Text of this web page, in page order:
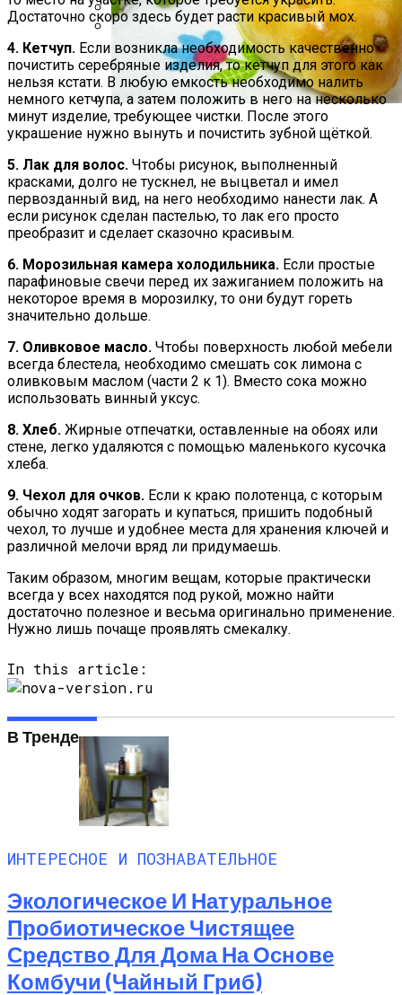
Какие Растения Сажать Для Удачи,
Любви И Богатства
Почему Нельзя Вырывать Седые
Волосы И Как Замаскировать Седину
Без Окрашивания
Пирожки С Мясом «Поросята»
Достаточно скоро здесь будет расти красивый мох.
4. Кетчуп. Если возникла необходимость качественно
почистить серебряные изделия, то кетчуп для этого как
нельзя кстати. В любую емкость необходимо налить
немного кетчупа, а затем положить в него на несколько
минут изделие, требующее чистки. После этого
украшение нужно вынуть и почистить зубной щёткой.
5. Лак для волос. Чтобы рисунок, выполненный
красками, долго не тускнел, не выцветал и имел
первозданный вид, на него необходимо нанести лак. А
если рисунок сделан пастелью, то лак его просто
преобразит и сделает сказочно красивым.
6. Морозильная камера холодильника. Если простые
парафиновые свечи перед их зажиганием положить на
некоторое время в морозилку, то они будут гореть
значительно дольше.
7. Оливковое масло. Чтобы поверхность любой мебели
всегда блестела, необходимо смешать сок лимона с
оливковым маслом (части 2 к 1). Вместо сока можно
использовать винный уксус.
8. Хлеб. Жирные отпечатки, оставленные на обоях или
стене, легко удаляются с помощью маленького кусочка
хлеба.
9. Чехол для очков. Если к краю полотенца, с которым
обычно ходят загорать и купаться, пришить подобный
чехол, то лучше и удобнее места для хранения ключей и
различной мелочи вряд ли придумаешь.
Таким образом, многим вещам, которые практически
всегда у всех находятся под рукой, можно найти
достаточно полезное и весьма оригинально применение.
Нужно лишь почаще проявлять смекалку.
In this article:
В Тренде
ИНТЕРЕСНОЕ И ПОЗНАВАТЕЛЬНОЕ
Экологическое И Натуральное
Пробиотическое Чистящее
Средство Для Дома На Основе
Комбучи (чайный Гриб)